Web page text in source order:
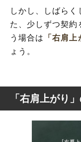
しかし、しばら
た、少しずつ契約
う場合は
「右肩上
ょう。
「右肩上がり